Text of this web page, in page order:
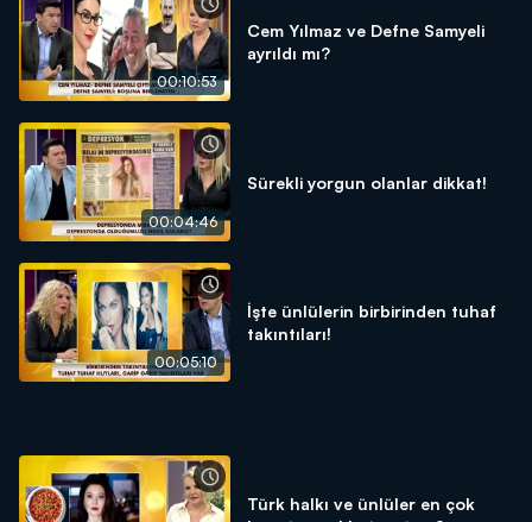
00:10:53
Cem Yılmaz ve Defne Samyeli
ayrıldı mı?
00:04:46
Sürekli yorgun olanlar dikkat!
00:05:10
İşte ünlülerin birbirinden tuhaf
takıntıları!
Türk halkı ve ünlüler en çok